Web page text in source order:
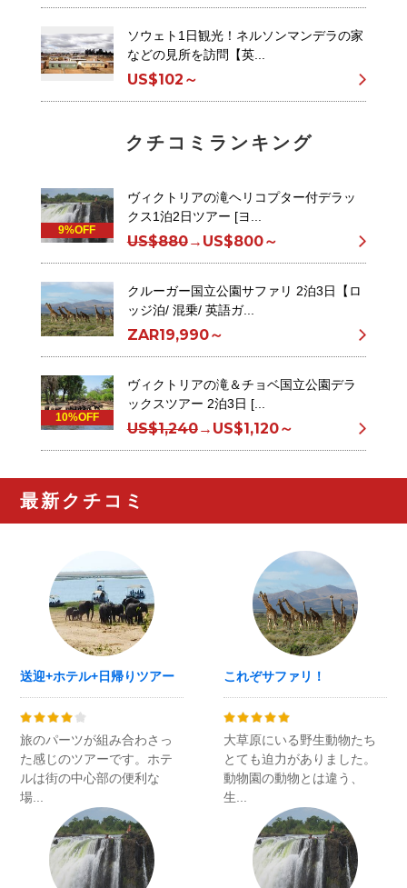
ソウェト1日観光！ネルソンマンデラの家
などの見所を訪問【英...
US$102～
クチコミランキング
9%OFF
ヴィクトリアの滝ヘリコプター付デラッ
クス1泊2日ツアー [ヨ...
US$880→ US$800～
クルーガー国立公園サファリ 2泊3日【ロ
ッジ泊/ 混乗/ 英語ガ...
ZAR19,990～
10%OFF
ヴィクトリアの滝＆チョベ国立公園デラ
ックスツアー 2泊3日 [...
US$1,240→ US$1,120～
最新クチコミ
送迎+ホテル+日帰りツアー
旅のパーツが組み合わさっ
た感じのツアーです。ホテ
ルは街の中心部の便利な
場...
これぞサファリ！
大草原にいる野生動物たち
とても迫力がありました。
動物園の動物とは違う、
生...